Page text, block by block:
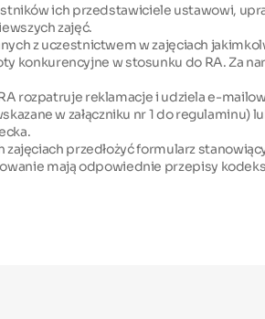
ich przedstawiciele ustawowi,
zajęć.
z uczestnictwem w zajęciach
w stosunku do RA. Za
rozpatruje reklamacje i udziela e-
w załączniku nr 1 do
przedłożyć formularz
mają odpowiednie przepisy